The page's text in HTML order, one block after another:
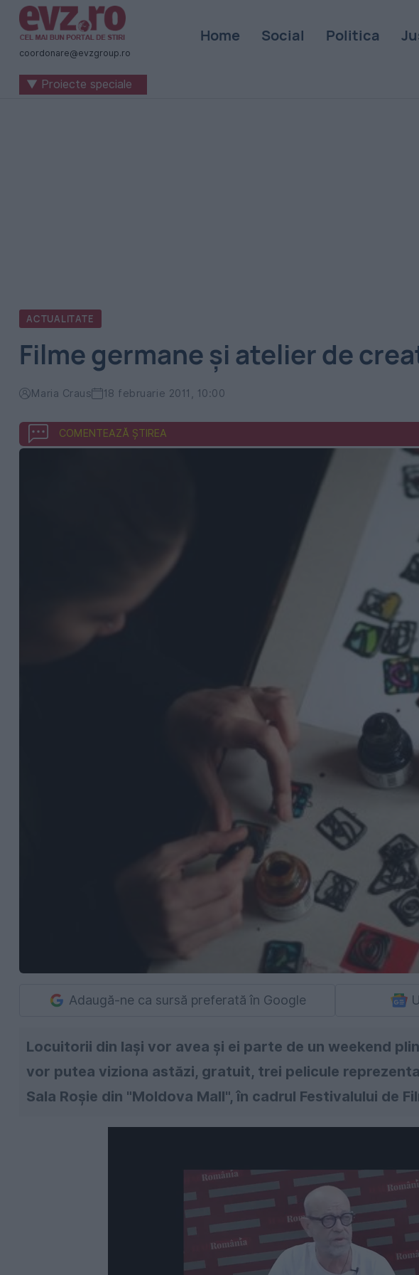
Știri
naționale
internaționale
coordonare@evzgroup.ro
Home Social Politica
▼ Proiecte speciale
ACTUALITATE
Filme germane şi atelier de
Maria Craus 18 februarie 2011, 10:00
COMENTEAZĂ ȘTIREA
Adaugă-ne ca sursă preferată în Google
Locuitorii din Iaşi vor avea şi ei parte de un weekend
vor putea viziona astăzi, gratuit, trei pelicule
Sala Roşie din "Moldova Mall", în cadrul Festivalului de